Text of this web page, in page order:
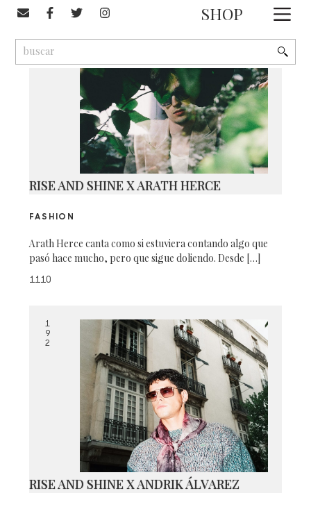
SHOP
RISE AND SHINE X ARATH HERCE
FASHION
Arath Herce canta como si estuviera contando algo que
pasó hace mucho, pero que sigue doliendo. Desde […]
1110
1
9
2
RISE AND SHINE X ANDRIK ÁLVAREZ